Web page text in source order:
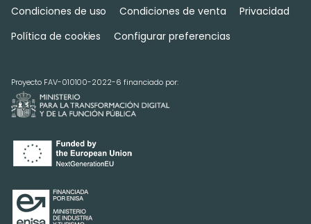
Condiciones de uso
Condiciones de venta
Privacidad
Política de cookies
Configurar preferencias
Proyecto FAV-010100-2022-6 financiado por: